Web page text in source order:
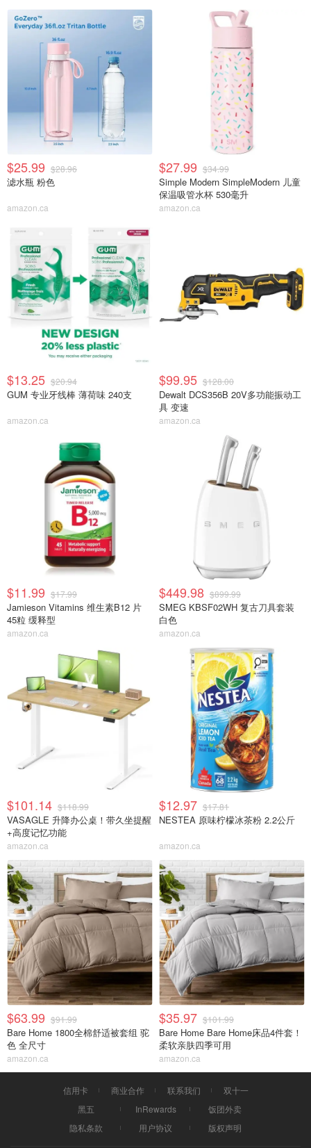
$25.99 $28.96
滤水瓶 粉色
amazon.ca
$27.99 $34.99
Simple Modern SimpleModern 儿童
保温吸管水杯 530毫升
amazon.ca
$13.25 $20.94
GUM 专业牙线棒 薄荷味 240支
amazon.ca
$99.95 $128.00
Dewalt DCS356B 20V多功能振动工
具 变速
amazon.ca
$11.99 $17.99
Jamieson Vitamins 维生素B12 片
45粒 缓释型
amazon.ca
$449.98 $899.99
SMEG KBSF02WH 复古刀具套装
白色
amazon.ca
$101.14 $118.99
VASAGLE 升降办公桌！带久坐提醒
+高度记忆功能
amazon.ca
$12.97 $17.81
NESTEA 原味柠檬冰茶粉 2.2公斤
amazon.ca
$63.99 $91.99
Bare Home 1800全棉舒适被套组 驼
色 全尺寸
amazon.ca
$35.97 $101.99
Bare Home Bare Home床品4件套！
柔软亲肤四季可用
amazon.ca
信用卡 商业合作 联系我们
双十一
黑五
InRewards
饭团外卖
隐私条款
用户协议 版权声明